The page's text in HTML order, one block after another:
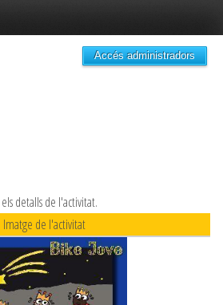
Accés administradors
detalls de l'activitat.
Imatge de l'activitat